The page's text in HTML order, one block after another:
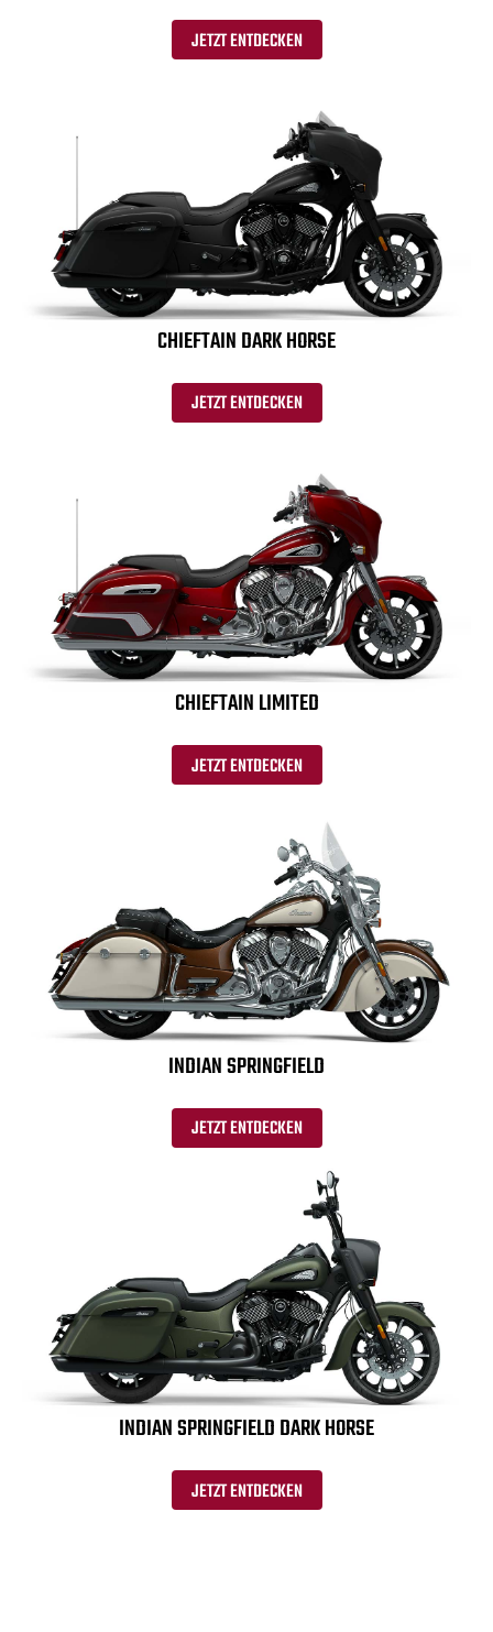
JETZT ENTDECKEN
CHIEFTAIN DARK HORSE
JETZT ENTDECKEN
CHIEFTAIN LIMITED
JETZT ENTDECKEN
INDIAN SPRINGFIELD
JETZT ENTDECKEN
INDIAN SPRINGFIELD DARK HORSE
JETZT ENTDECKEN